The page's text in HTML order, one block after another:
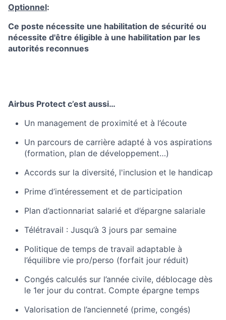
Optionnel:
Ce poste nécessite une habilitation de sécurité ou
nécessite d'être éligible à une habilitation par les
autorités reconnues
Airbus Protect c’est aussi…
Un management de proximité et à l’écoute
Un parcours de carrière adapté à vos aspirations
(formation, plan de développement…)
Accords sur la diversité, l'inclusion et le handicap
Prime d’intéressement et de participation
Plan d’actionnariat salarié et d’épargne salariale
Télétravail : Jusqu’à 3 jours par semaine
Politique de temps de travail adaptable à
l’équilibre vie pro/perso (forfait jour réduit)
Congés calculés sur l’année civile, déblocage dès
le 1er jour du contrat. Compte épargne temps
Valorisation de l’ancienneté (prime, congés)